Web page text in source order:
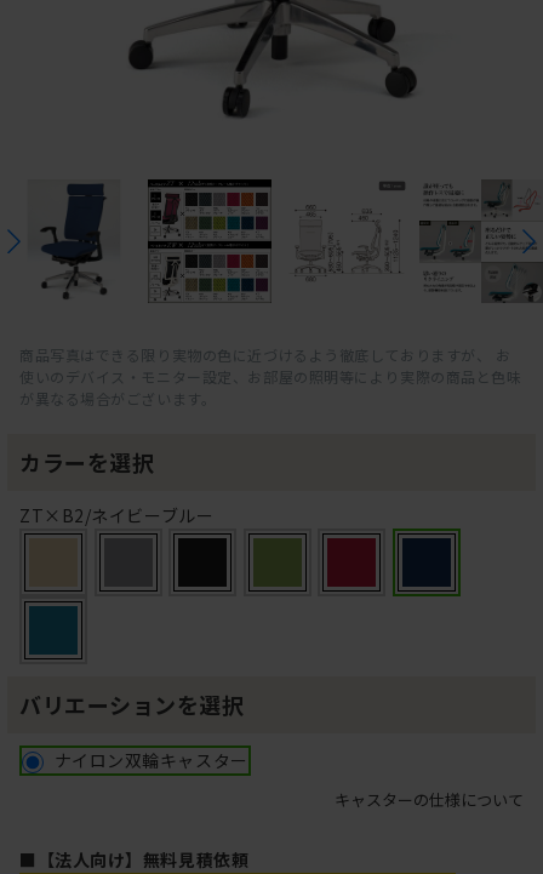
商品写真はできる限り実物の色に近づけるよう徹底しておりますが、 お
使いのデバイス・モニター設定、お部屋の照明等により実際の商品と色味
が異なる場合がございます。
カラーを選択
ZT×B2/ネイビーブルー
バリエーションを選択
ナイロン双輪キャスター
キャスターの仕様について
■【法人向け】無料見積依頼